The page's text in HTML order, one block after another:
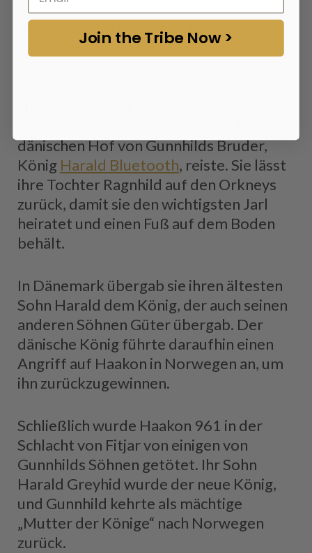
Als die Nachricht von der Niederlage
Gunnhild erreichte, nahm sie schnell ihre
dänischen Hof von Gunnhilds Bruder,
König Harald Bluetooth, reiste. Sie lässt
ihre Tochter Ragnhild auf den Orkneys
zurück, damit sie den wichtigsten Jarl
heiratet und einen Fuß auf dem Boden
behält.
In Dänemark übergab sie ihren ältesten
Sohn Harald dem König, der auch seinen
anderen Söhnen Güter übergab. Der
dänische König führte daraufhin einen
Angriff auf Haakon in Norwegen an, um
ihn zurückzugewinnen.
Schließlich wurde Haakon 961 in der
Schlacht von Fitjar von einigen von
Gunnhilds Söhnen getötet. Ihr Sohn
Harald Greyhid wurde der neue König,
und Gunnhild kehrte als mächtige
„Mutter der Könige“ nach Norwegen
zurück.
Join the Tribe Now >